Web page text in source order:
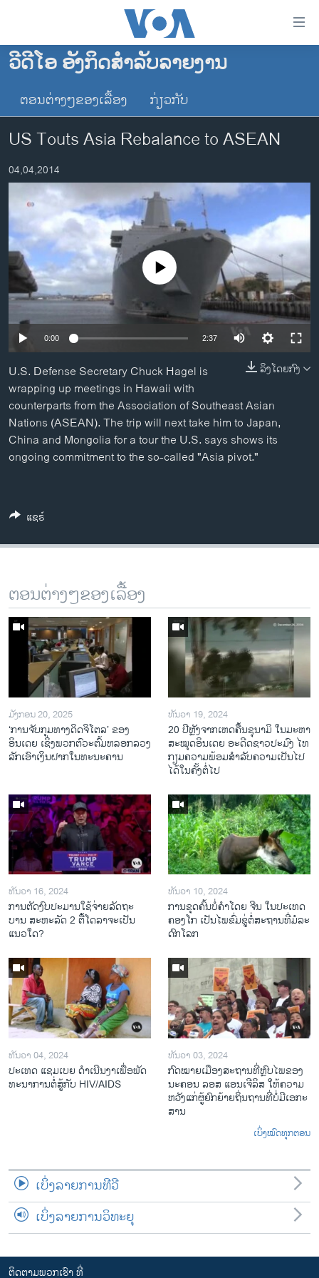
ເຂົ້າ
ຂ້າມ
ຂ້າມ
ໄປ
ຫາ
ຊອກ
ຄົ້ນ
ໂຮມເພຈ
ລາວ
ຂ່າວ​ຈີນ
ໂລກ
ເອເຊຍ
ອິດສະຫຼະພາບດ້ານການຂ່າວ
ຊີວິດຊາວລາວ
ຊຸມຊົນຊາວລາວ
ວິທະຍາສາດ-ເທັກໂນໂລຈີ
ທຸລະກິດ
ພາສາອັງກິດ
ວີດີໂອ
ສຽງ
ລາຍການກະຈາຍສຽງ
ພາສາຕ່າງໆ
ວີດີໂອ ອັງກິດສຳລັບລາຍງານ
ຕອນຕ່າງໆຂອງເລື້ອງ ກ່ຽວກັບ
US Touts Asia Rebalance to ASEAN
04,04,2014
No media source currently available
0:00 2:37
ລິງໂດຍກົງ
U.S. Defense Secretary Chuck Hagel is
wrapping up meetings in Hawaii with
counterparts from the Association of Southeast Asian
Nations (ASEAN). The trip will next take him to Japan,
China and Mongolia for a tour the U.S. says shows its
ongoing commitment to the so-called "Asia pivot."
ແຊຣ໌
ຕອນຕ່າງໆຂອງເລື້ອງ
ມັງກອນ 20, 2025
‘ການຈັບກຸມທາງດິດຈິໂຕລ’ ຂອງ
ອິນເດຍ ເຊິ່ງພວກຕົວະຕົ້ມຫລອກລວງ
ລັກເອົາເງິນຝາກໃນທະນະຄານ
ທັນວາ 19, 2024
20 ປີຫຼັງ​ຈາກ​ເຫດ​ຄື້ນ​ຊຸ​ນາ​ມິ ໃນ​ມະ​ຫາ​
ສະ​ໝຸດ​ອິນ​ເດຍ ອະ​ດີດ​ຊາວ​ປະ​ມົງ ໄທ
ກຽມ​ຄວາມ​ພ້ອມ​ສຳ​ລັບ​ຄວາມ​ເປັນ​ໄປ​
ໄດ້​ໃນ​ຄັ້ງ​ຕໍ່​ໄປ
ທັນວາ 16, 2024
ການ​ຕັດ​ງົບ​ປະ​ມານ​ໃຊ້​ຈ່າຍ​ລັດ​ຖະ​
ບານ ສະ​ຫະ​ລັດ 2 ຕື້​ໂດ​ລາ​ຈະ​ເປັນ​
ແນວ​ໃດ?
ທັນວາ 10, 2024
ການ​ຂຸດ​ຄົ້ນ​ບໍ່​ຄຳ​ໂດຍ ຈີນ ໃນ​ປະ​ເທດ
ຄອງ​ໂກ ເປັນ​ໄພ​ຂົ່ມ​ຂູ່​ຕໍ່​ສະ​ຖານ​ທີ່​ມໍ​ລະ​
ດົກ​ໂລກ​
ທັນວາ 04, 2024
ປະ​ເທດ ແຊມ​ເບຍ ດຳ​ເນີນ​ງາ​ເພື່ອ​ພັດ​
ທະ​ນາ​ການ​ຕໍ່​ສູ້​ກັບ​ HIV/AIDS
ທັນວາ 03, 2024
ກົດ​ໝາຍ​ເມືອງ​ສະ​ຖານ​ທີ່ຫຼົບ​ໄພ​ຂອງ​
ນະ​ຄອນ ລອ​ສ ແອນ​ເຈີ​ລິ​ສ ໃຫ້​ຄວາມ​
ຫວັງ​ແກ່​ຜູ້​ຍົກ​ຍ້າຍ​ຖິ່ນ​ຖານ​ທີ່ບໍ່​ມີ​ເອ​ກະ​
ສານ
ເບິ່ງໝົດທຸກຕອນ
ເບິ່ງລາຍການທີວີ
ເບິ່ງລາຍການວິທະຍຸ
ຕິດຕາມພວກເຮົາ ທີ່